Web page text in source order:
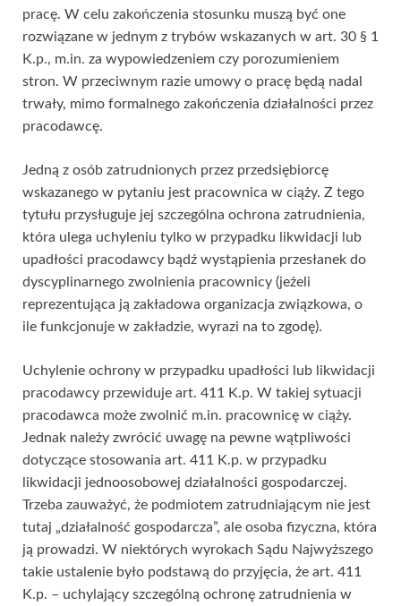
pracę. W celu zakończenia stosunku muszą być one
rozwiązane w jednym z trybów wskazanych w art. 30 § 1
K.p., m.in. za wypowiedzeniem czy porozumieniem
stron. W przeciwnym razie umowy o pracę będą nadal
trwały, mimo formalnego zakończenia działalności przez
pracodawcę.
Jedną z osób zatrudnionych przez przedsiębiorcę
wskazanego w pytaniu jest pracownica w ciąży. Z tego
tytułu przysługuje jej szczególna ochrona zatrudnienia,
która ulega uchyleniu tylko w przypadku likwidacji lub
upadłości pracodawcy bądź wystąpienia przesłanek do
dyscyplinarnego zwolnienia pracownicy (jeżeli
reprezentująca ją zakładowa organizacja związkowa, o
ile funkcjonuje w zakładzie, wyrazi na to zgodę).
Uchylenie ochrony w przypadku upadłości lub likwidacji
pracodawcy przewiduje art. 411 K.p. W takiej sytuacji
pracodawca może zwolnić m.in. pracownicę w ciąży.
Jednak należy zwrócić uwagę na pewne wątpliwości
dotyczące stosowania art. 411 K.p. w przypadku
likwidacji jednoosobowej działalności gospodarczej.
Trzeba zauważyć, że podmiotem zatrudniającym nie jest
tutaj „działalność gospodarcza”, ale osoba fizyczna, która
ją prowadzi. W niektórych wyrokach Sądu Najwyższego
takie ustalenie było podstawą do przyjęcia, że art. 411
K.p. – uchylający szczególną ochronę zatrudnienia w